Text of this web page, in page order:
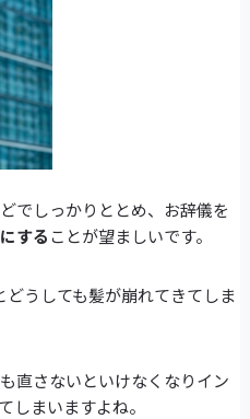
でしっかりととめ、お辞儀を
することが望ましいです。
うしても髪が崩れてきてしま
直さないといけなくなりイン
しまいますよね。